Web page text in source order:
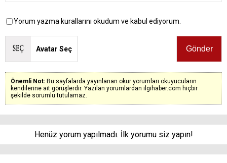
Yorum yazma kurallarını okudum ve kabul ediyorum.
Avatar Seç
Önemli Not: Bu sayfalarda yayınlanan okur yorumları okuyucuların
kendilerine ait görüşlerdir. Yazılan yorumlardan ilgihaber.com hiçbir
şekilde sorumlu tutulamaz.
Henüz yorum yapılmadı. İlk yorumu siz yapın!